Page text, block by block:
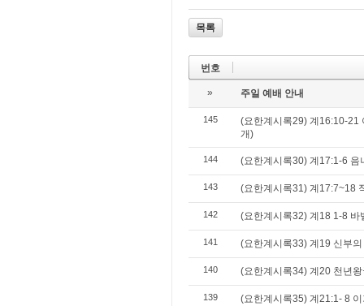
목록
번호
» 주일 예배 안내
145
(요한계시록29) 계16:10-21
개)
144 (요한계시록30) 계17:1-6 음
143 (요한계시록31) 계17:7~18
142 (요한계시록32) 계18 1-8
141 (요한계시록33) 계19 신부
140 (요한계시록34) 계20 천년
139 (요한계시록35) 계21:1- 8